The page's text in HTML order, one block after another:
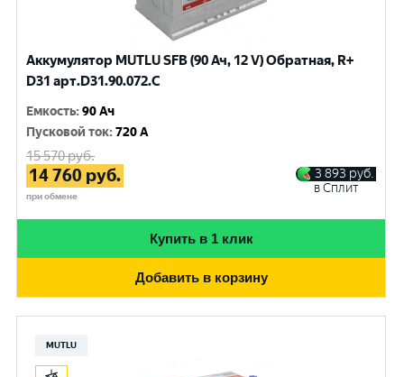
Аккумулятор MUTLU SFB (90 Ач, 12 V) Обратная, R+
D31 арт.D31.90.072.C
Емкость:90 Ач
Пусковой ток:720 A
15 570руб.
14 760 руб.
при обмене
3 893 руб.
в Сплит
Купить в 1 клик
Добавить в корзину
MUTLU